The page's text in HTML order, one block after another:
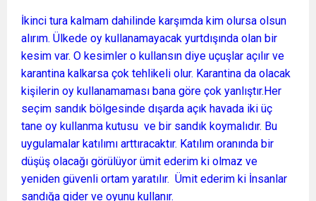
İkinci tura kalmam dahilinde karşımda kim olursa olsun
alırım. Ülkede oy kullanamayacak yurtdışında olan bir
kesim var. O kesimler o kullansın diye uçuşlar açılır ve
karantina kalkarsa çok tehlikeli olur. Karantina da olacak
kişilerin oy kullanamaması bana göre çok yanlıştır.Her
seçim sandık bölgesinde dışarda açık havada iki üç
tane oy kullanma kutusu ve bir sandık koymalıdır. Bu
uygulamalar katılımı arttıracaktır. Katılım oranında bir
düşüş olacağı görülüyor ümit ederim ki olmaz ve
yeniden güvenli ortam yaratılır. Ümit ederim ki İnsanlar
sandığa gider ve oyunu kullanır.